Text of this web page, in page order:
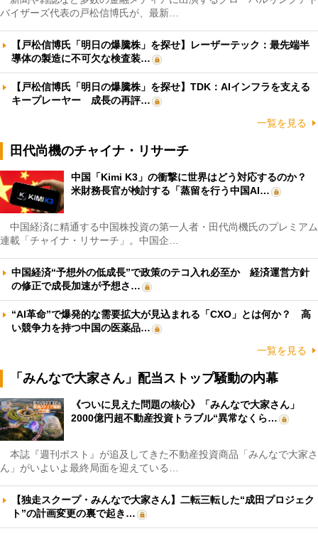
バイザーズ代表の戸松信博氏が、最新…
【戸松信博氏「明日の爆騰株」を探せ】レーザーテック：最先端半
導体の製造に不可欠な検査装…
【戸松信博氏「明日の爆騰株」を探せ】TDK：AIインフラを支える
キープレーヤー 成長の再評…
一覧を見る
田代尚機のチャイナ・リサーチ
中国「Kimi K3」の衝撃に世界はどう対応するのか？
米財務長官が検討する「蒸留を行う中国AI…
中国経済に精通する中国株投資の第一人者・田代尚機氏のプレミアム
連載「チャイナ・リサーチ」。中国企…
中国経済“予想外の低成長”で政策のテコ入れ必至か 経済運営方針
の修正で成長加速が予想さ…
“AI革命”で爆発的な需要拡大が見込まれる「CXO」とは何か？ 高
い競争力を持つ中国の医薬品…
一覧を見る
「みんなで大家さん」配当ストップ騒動の内幕
《ついに見えた問題の核心》「みんなで大家さん」
2000億円超不動産投資トラブル“異常なくら…
本誌『週刊ポスト』が追及してきた不動産投資商品「みんなで大家さ
ん」がいよいよ最終局面を迎えている…
【独走スクープ・みんなで大家さん】二転三転した“成田プロジェク
ト”の計画変更の裏で起き…